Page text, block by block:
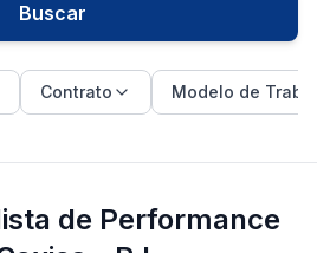
Buscar
Contrato Modelo de
de Performance